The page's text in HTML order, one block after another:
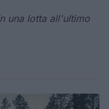
una lotta all'ultimo